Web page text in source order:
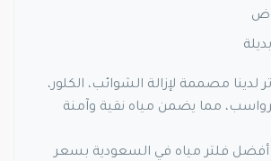
لدينا مصممة لإزالة الشوائب، الكلور،
مما يضمن مياه نقية وآمنة
فلتر مياه في السعودية بسعر